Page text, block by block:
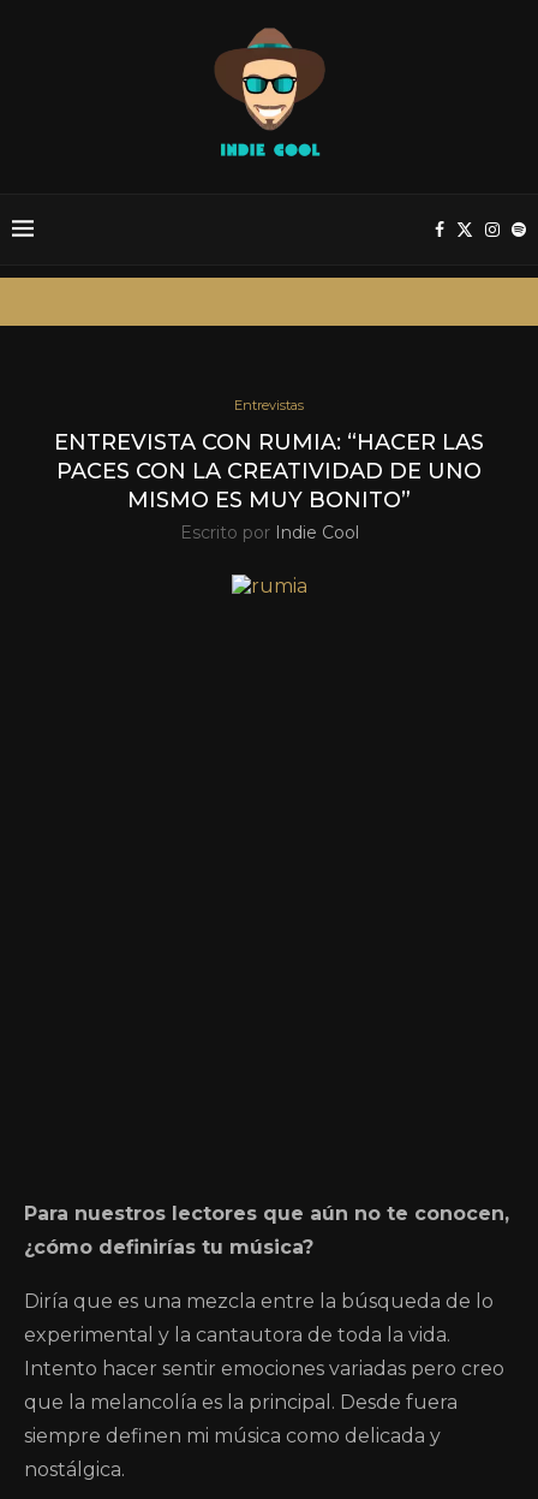
Entrevistas
ENTREVISTA CON RUMIA: “HACER LAS
PACES CON LA CREATIVIDAD DE UNO
MISMO ES MUY BONITO”
Escrito por Indie Cool
Para nuestros lectores que aún no te conocen,
¿cómo definirías tu música?
Diría que es una mezcla entre la búsqueda de lo
experimental y la cantautora de toda la vida.
Intento hacer sentir emociones variadas pero creo
que la melancolía es la principal. Desde fuera
siempre definen mi música como delicada y
nostálgica.